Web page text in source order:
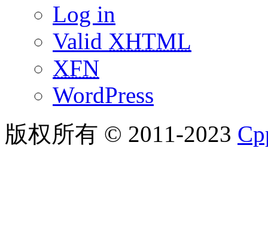
Log in
Valid XHTML
XFN
WordPress
版权所有 © 2011-2023